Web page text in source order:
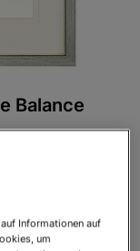
Balance
Informationen auf
um